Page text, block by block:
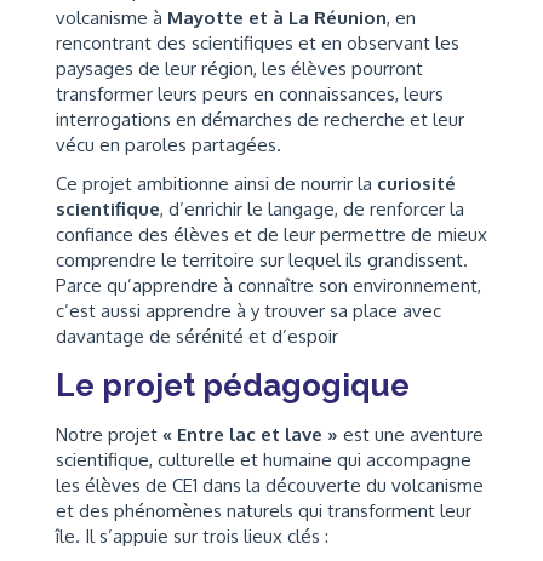
volcanisme à Mayotte et à La Réunion, en
rencontrant des scientifiques et en observant les
paysages de leur région, les élèves pourront
transformer leurs peurs en connaissances, leurs
interrogations en démarches de recherche et leur
vécu en paroles partagées.
Ce projet ambitionne ainsi de nourrir la curiosité
scientifique, d’enrichir le langage, de renforcer la
confiance des élèves et de leur permettre de mieux
comprendre le territoire sur lequel ils grandissent.
Parce qu’apprendre à connaître son environnement,
c’est aussi apprendre à y trouver sa place avec
davantage de sérénité et d’espoir
Le projet pédagogique
Notre projet « Entre lac et lave » est une aventure
scientifique, culturelle et humaine qui accompagne
les élèves de CE1 dans la découverte du volcanisme
et des phénomènes naturels qui transforment leur
île. Il s’appuie sur trois lieux clés :